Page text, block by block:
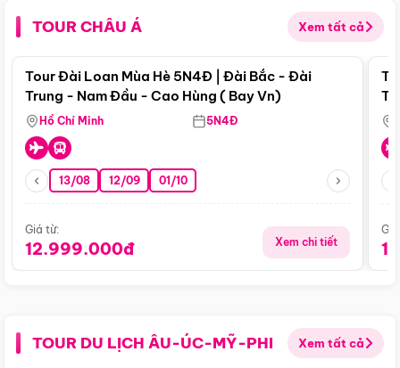
TOUR CHÂU Á Xem tất cả
Điểm nổi bật
Tour Đài Loan Mùa Hè 5N4Đ | Đài Bắc - Đài
Trung - Nam Đầu - Cao Hùng ( Bay Vn)
Hồ Chí Minh 5N4Đ
13/08 12/09 01/10
Giá từ:
12.999.000đ Xem chi tiết
TOUR DU LỊCH ÂU-ÚC-MỸ-PHI Xem tất cả
Điểm nổi bật